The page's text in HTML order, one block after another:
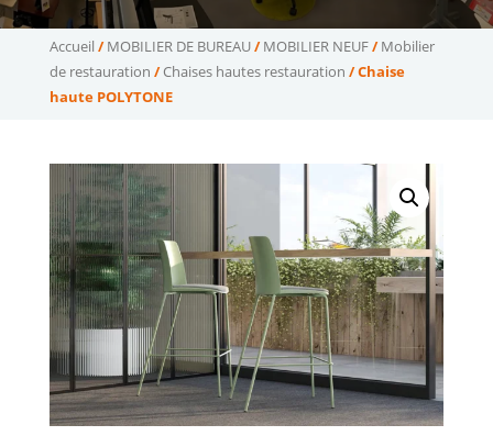
Accueil /MOBILIER DE BUREAU/MOBILIER NEUF/Mobilier
de restauration /Chaises hautes restauration / Chaise
haute POLYTONE